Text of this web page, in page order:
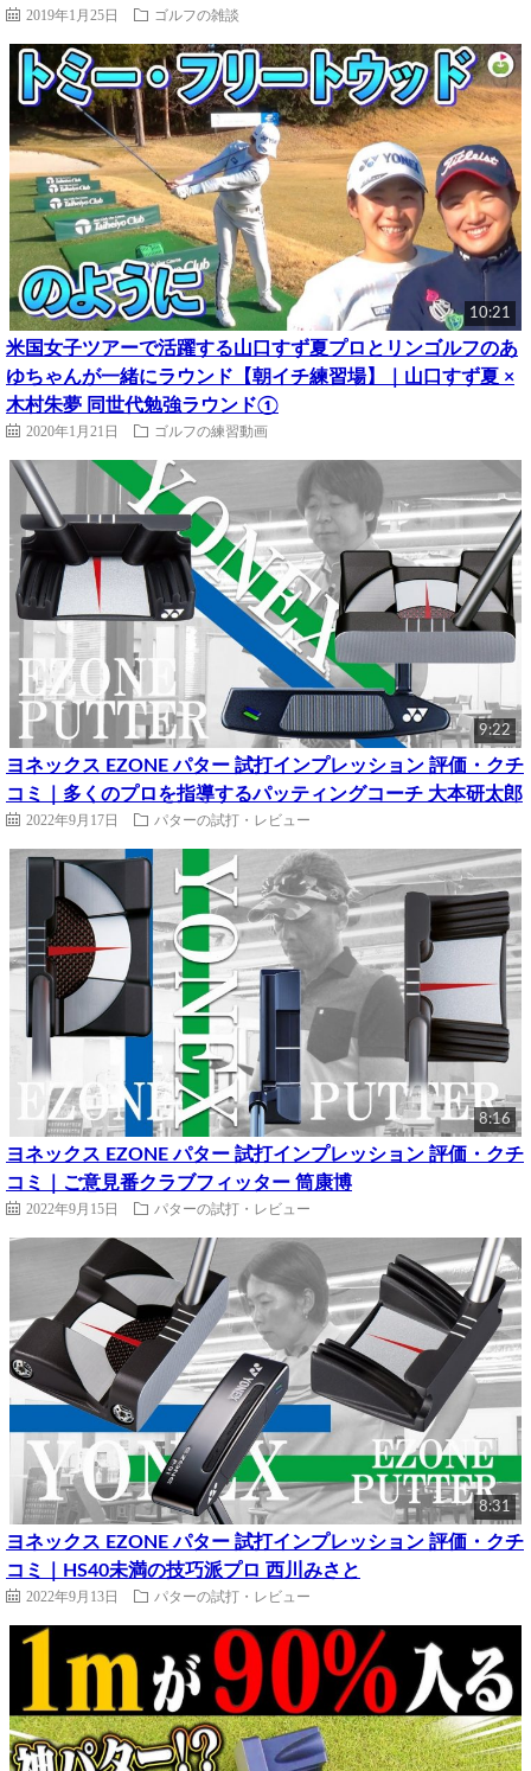
2019年1月25日 ゴルフの雑談
10:21
米国女子ツアーで活躍する山口すず夏プロとリンゴルフのあ
ゆちゃんが一緒にラウンド【朝イチ練習場】｜山口すず夏 ×
木村朱夢 同世代勉強ラウンド①
2020年1月21日 ゴルフの練習動画
9:22
ヨネックス EZONE パター 試打インプレッション 評価・クチ
コミ｜多くのプロを指導するパッティングコーチ 大本研太郎
2022年9月17日 パターの試打・レビュー
8:16
ヨネックス EZONE パター 試打インプレッション 評価・クチ
コミ｜ご意見番クラブフィッター 筒康博
2022年9月15日 パターの試打・レビュー
8:31
ヨネックス EZONE パター 試打インプレッション 評価・クチ
コミ｜HS40未満の技巧派プロ 西川みさと
2022年9月13日 パターの試打・レビュー